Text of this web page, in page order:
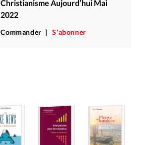
Christianisme Aujourd’hui Mai
2022
Commander S’abonner